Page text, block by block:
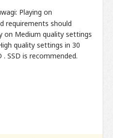
Playing on
requirements should
on Medium quality settings
quality settings in 30
. SSD is recommended.